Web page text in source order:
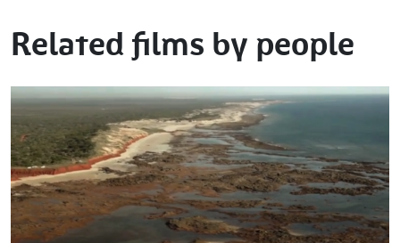
Related films by people